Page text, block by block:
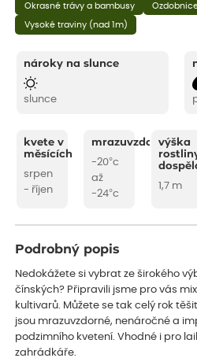
Okrasné trávy a bambusy
Vysoké traviny (nad 1m)
nároky na slunce
slunce
kvete v
měsících
srpen
- říjen
mrazuvzdornost
-20°c
až
-24°c
výška
1,7 m
Podrobný popis
Nedokážete si vybrat ze širokého
čínských? Připravili jsme pro vás
kultivarů. Můžete se tak celý rok
jsou mrazuvzdorné, nenáročné a
podzimního kvetení. Vhodné i pro
zahrádkáře.